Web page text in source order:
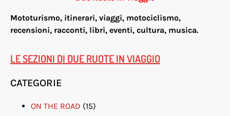
Mototurismo, itinerari, viaggi, motociclismo,
recensioni, racconti, libri, eventi, cultura, musica.
LE SEZIONI DI DUE RUOTE IN VIAGGIO
CATEGORIE
ON THE ROAD (15)